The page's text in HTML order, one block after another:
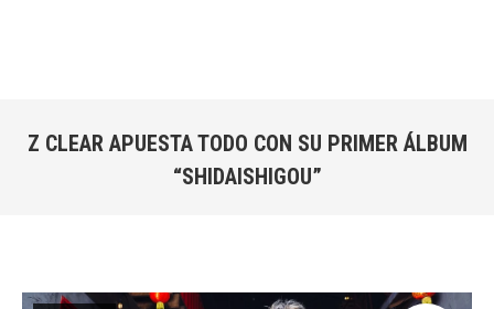
Z CLEAR APUESTA TODO CON SU PRIMER ÁLBUM
“SHIDAISHIGOU”